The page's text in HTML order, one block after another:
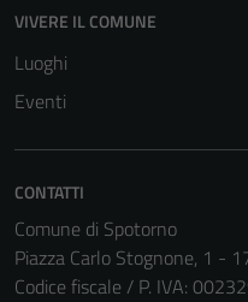
VIVERE IL COMUNE
Luoghi
Eventi
CONTATTI
Comune di Spotorno
Piazza Carlo Stognone, 1 -
Codice fiscale / P. IVA: